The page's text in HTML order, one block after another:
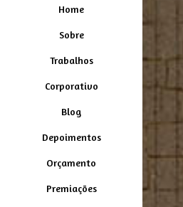
Home
Sobre
Trabalhos
Corporativo
Blog
Depoimentos
Orçamento
Premiações